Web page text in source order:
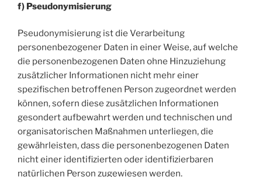
f) Pseudonymisierung
Pseudonymisierung ist die Verarbeitung
personenbezogener Daten in einer Weise, auf welche
die personenbezogenen Daten ohne Hinzuziehung
zusätzlicher Informationen nicht mehr einer
spezifischen betroffenen Person zugeordnet werden
können, sofern diese zusätzlichen Informationen
gesondert aufbewahrt werden und technischen und
organisatorischen Maßnahmen unterliegen, die
gewährleisten, dass die personenbezogenen Daten
nicht einer identifizierten oder identifizierbaren
natürlichen Person zugewiesen werden.